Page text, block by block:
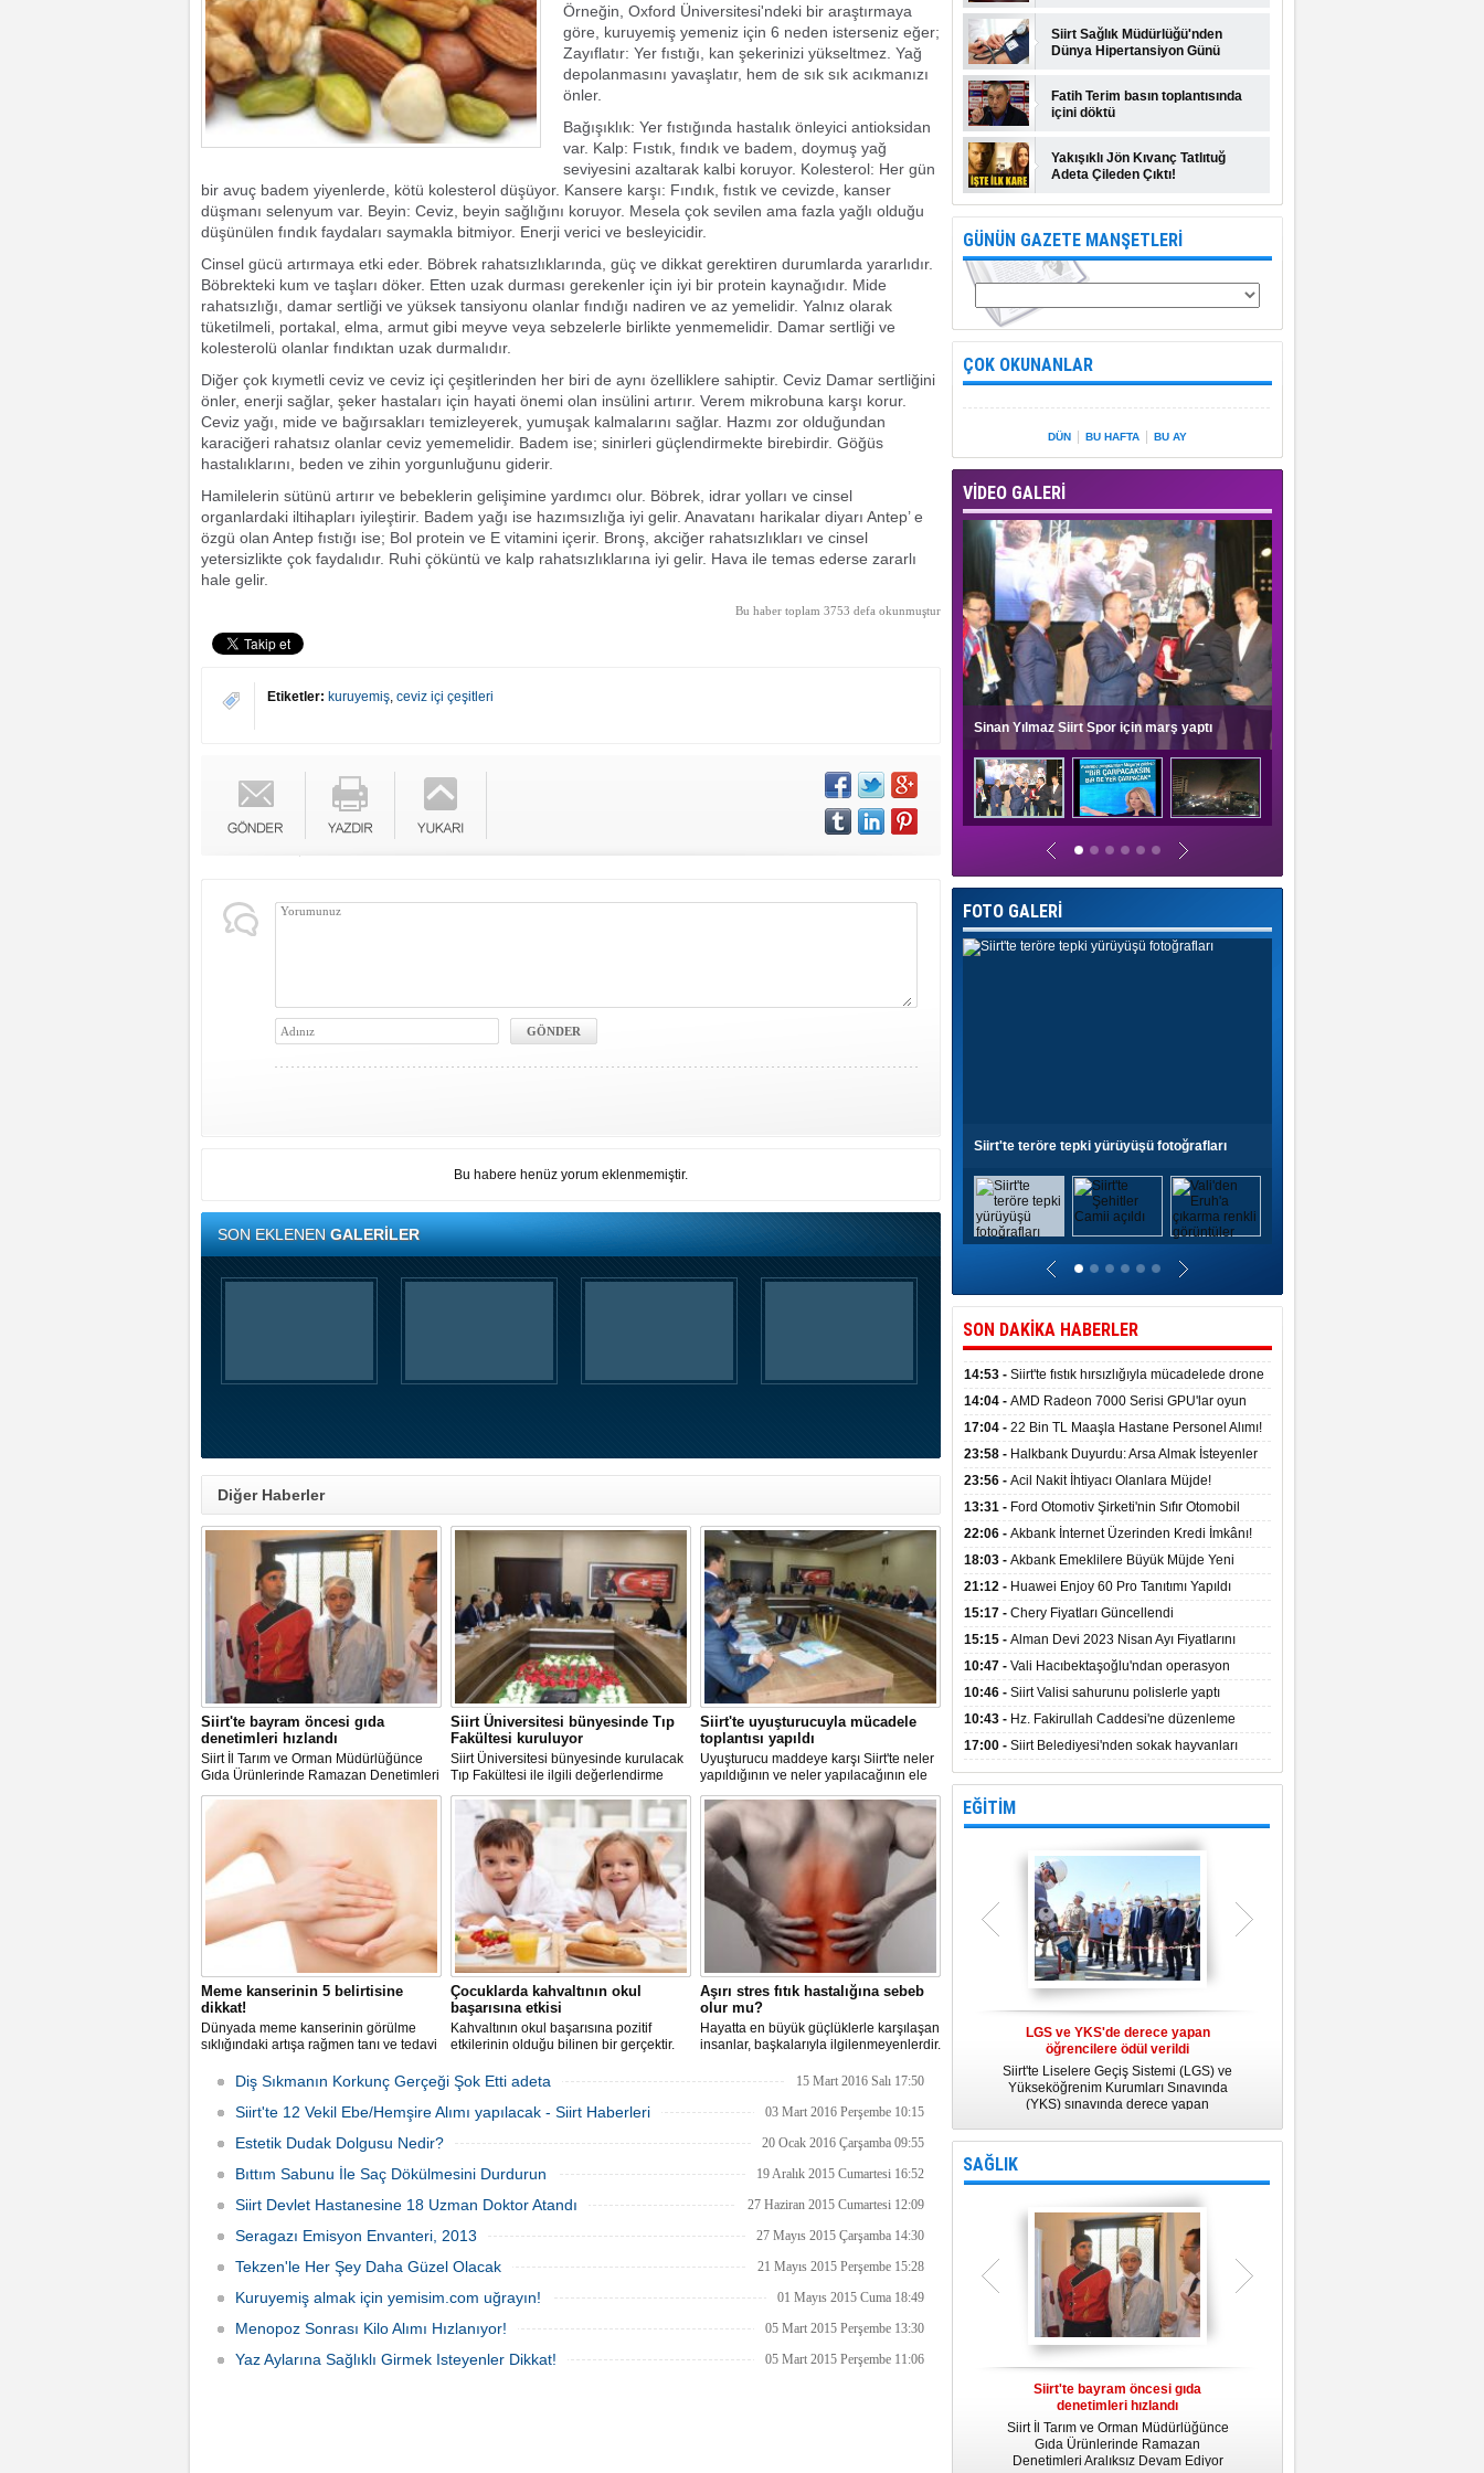
Örneğin, Oxford Üniversitesi'ndeki bir araştırmaya
göre, kuruyemiş yemeniz için 6 neden isterseniz eğer;
Zayıflatır: Yer fıstığı, kan şekerinizi yükseltmez. Yağ
depolanmasını yavaşlatır, hem de sık sık acıkmanızı
önler.
Bağışıklık: Yer fıstığında hastalık önleyici antioksidan
var. Kalp: Fıstık, fındık ve badem, doymuş yağ
seviyesini azaltarak kalbi koruyor. Kolesterol: Her gün
bir avuç badem yiyenlerde, kötü kolesterol düşüyor. Kansere karşı: Fındık, fıstık ve cevizde, kanser
düşmanı selenyum var. Beyin: Ceviz, beyin sağlığını koruyor. Mesela çok sevilen ama fazla yağlı olduğu
düşünülen fındık faydaları saymakla bitmiyor. Enerji verici ve besleyicidir.
Cinsel gücü artırmaya etki eder. Böbrek rahatsızlıklarında, güç ve dikkat gerektiren durumlarda yararlıdır.
Böbrekteki kum ve taşları döker. Etten uzak durması gerekenler için iyi bir protein kaynağıdır. Mide
rahatsızlığı, damar sertliği ve yüksek tansiyonu olanlar fındığı nadiren ve az yemelidir. Yalnız olarak
tüketilmeli, portakal, elma, armut gibi meyve veya sebzelerle birlikte yenmemelidir. Damar sertliği ve
kolesterolü olanlar fındıktan uzak durmalıdır.
Diğer çok kıymetli ceviz ve ceviz içi çeşitlerinden her biri de aynı özelliklere sahiptir. Ceviz Damar sertliğini
önler, enerji sağlar, şeker hastaları için hayati önemi olan insülini artırır. Verem mikrobuna karşı korur.
Ceviz yağı, mide ve bağırsakları temizleyerek, yumuşak kalmalarını sağlar. Hazmı zor olduğundan
karaciğeri rahatsız olanlar ceviz yememelidir. Badem ise; sinirleri güçlendirmekte birebirdir. Göğüs
hastalıklarını, beden ve zihin yorgunluğunu giderir.
Hamilelerin sütünü artırır ve bebeklerin gelişimine yardımcı olur. Böbrek, idrar yolları ve cinsel
organlardaki iltihapları iyileştirir. Badem yağı ise hazımsızlığa iyi gelir. Anavatanı harikalar diyarı Antep’ e
özgü olan Antep fıstığı ise; Bol protein ve E vitamini içerir. Bronş, akciğer rahatsızlıkları ve cinsel
yetersizlikte çok faydalıdır. Ruhi çöküntü ve kalp rahatsızlıklarına iyi gelir. Hava ile temas ederse zararlı
hale gelir.
Bu haber toplam 3753 defa okunmuştur
Etiketler: kuruyemiş, ceviz içi çeşitleri
Bu habere henüz yorum eklenmemiştir.
SON EKLENENGALERİLER
Diğer Haberler
Siirt'te bayram öncesi gıda
denetimleri hızlandı
Siirt İl Tarım ve Orman Müdürlüğünce
Gıda Ürünlerinde Ramazan Denetimleri
Aralıksız Devam Ediyor
Siirt Üniversitesi bünyesinde Tıp
Fakültesi kuruluyor
Siirt Üniversitesi bünyesinde kurulacak
Tıp Fakültesi ile ilgili değerlendirme
toplantısı yapıldı. İlk öğrencilerini 2019
yılında alacak Fakülte'yle ilgili detaylar
Siirt Ajans'ta..
Siirt'te uyuşturucuyla mücadele
toplantısı yapıldı
Uyuşturucu maddeye karşı Siirt'te neler
yapıldığının ve neler yapılacağının ele
alındığı bir koordinasyon toplantısı
düzenlendi. Toplantıya Siirt Valisi
başkanlık etti
Meme kanserinin 5 belirtisine
dikkat!
Dünyada meme kanserinin görülme
sıklığındaki artışa rağmen tanı ve tedavi
sayılan belirtilerin erken dönemde fark
edilmesini ve tam iyileşmeyi
sağlayabiliyor.
Çocuklarda kahvaltının okul
başarısına etkisi
Kahvaltının okul başarısına pozitif
etkilerinin olduğu bilinen bir gerçektir.
mutlaka sabah kahvaltısı yapmaları
gerektiğini söyleyen Medicana Anne
Çocuk Merkezi Beslenme ve Diyet
yapmayan ço
Aşırı stres fıtık hastalığına sebeb
olur mu?
Hayatta en büyük güçlüklerle karşılaşan
insanlar, başkalarıyla ilgilenmeyenlerdir.
Akkurt, genellikle ağır kaldırma,
kalma ya da oturmaya neden olan fıtık
Diş Sıkmanın Korkunç Gerçeği Şok Etti adeta 15 Mart 2016 Salı 17:50
Siirt'te 12 Vekil Ebe/Hemşire Alımı yapılacak - Siirt Haberleri 03 Mart 2016 Perşembe 10:15
Estetik Dudak Dolgusu Nedir? 20 Ocak 2016 Çarşamba 09:55
Bıttım Sabunu İle Saç Dökülmesini Durdurun 19 Aralık 2015 Cumartesi 16:52
Siirt Devlet Hastanesine 18 Uzman Doktor Atandı 27 Haziran 2015 Cumartesi 12:09
Seragazı Emisyon Envanteri, 2013 27 Mayıs 2015 Çarşamba 14:30
Tekzen'le Her Şey Daha Güzel Olacak 21 Mayıs 2015 Perşembe 15:28
Kuruyemiş almak için yemisim.com uğrayın! 01 Mayıs 2015 Cuma 18:49
Menopoz Sonrası Kilo Alımı Hızlanıyor! 05 Mart 2015 Perşembe 13:30
Yaz Aylarına Sağlıklı Girmek Isteyenler Dikkat! 05 Mart 2015 Perşembe 11:06
Siirt Sağlık Müdürlüğü'nden
Dünya Hipertansiyon Günü
Fatih Terim basın toplantısında
içini döktü
Yakışıklı Jön Kıvanç Tatlıtuğ
Adeta Çileden Çıktı!
GÜNÜN GAZETE MANŞETLERİ
ÇOK OKUNANLAR
DÜN BU HAFTA BU AY
VİDEO GALERİ
Sinan Yılmaz Siirt Spor için marş yaptı
FOTO GALERİ
Siirt'te teröre tepki yürüyüşü fotoğrafları
SON DAKİKA HABERLER
14:53 - Siirt'te fıstık hırsızlığıyla mücadelede drone
kullanıldı
14:04 - AMD Radeon 7000 Serisi GPU'lar oyun
dünyasında fırtınalar estirdi
17:04 - 22 Bin TL Maaşla Hastane Personel Alımı!
KPSS Şartı, Mülakat Yok! İş Arayanlar İçin…
23:58 - Halkbank Duyurdu: Arsa Almak İsteyenler
Acele Edin!
23:56 - Acil Nakit İhtiyacı Olanlara Müjde!
Bankaların Kredi Faiz Oranları Açıklandı! Uzun
Vadeyle Düşük Faizle Ödeme İmkânı!
13:31 - Ford Otomotiv Şirketi'nin Sıfır Otomobil
Kampanyasıyla Avantajlı Fiyatlar ve Takas İmkânı!
22:06 - Akbank İnternet Üzerinden Kredi İmkânı!
18:03 - Akbank Emeklilere Büyük Müjde Yeni
Avantajlar Sizi Bekliyor!
21:12 - Huawei Enjoy 60 Pro Tanıtımı Yapıldı
15:17 - Chery Fiyatları Güncellendi
15:15 - Alman Devi 2023 Nisan Ayı Fiyatlarını
Açıkladı
10:47 - Vali Hacıbektaşoğlu'ndan operasyon
bölgesinde inceleme
10:46 - Siirt Valisi sahurunu polislerle yaptı
10:43 - Hz. Fakirullah Caddesi'ne düzenleme
yapılacak
17:00 - Siirt Belediyesi'nden sokak hayvanları
projesi
EĞİTİM
LGS ve YKS'de derece yapan
öğrencilere ödül verildi
Siirt'te Liselere Geçiş Sistemi (LGS) ve
Yükseköğrenim Kurumları Sınavında
(YKS) sınavında derece yapan
Kadına Yönelik Şiddetle Mücadele"
SAĞLIK
Siirt'te bayram öncesi gıda
denetimleri hızlandı
Siirt İl Tarım ve Orman Müdürlüğünce
Gıda Ürünlerinde Ramazan
Denetimleri Aralıksız Devam Ediyor